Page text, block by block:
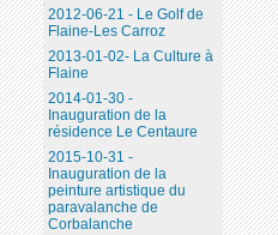
2012-06-21 - Le Golf de
Flaine-Les Carroz
2013-01-02- La Culture à
Flaine
2014-01-30 -
Inauguration de la
résidence Le Centaure
2015-10-31 -
Inauguration de la
peinture artistique du
paravalanche de
Corbalanche